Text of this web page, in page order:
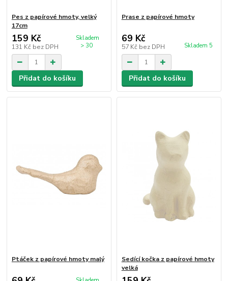
Pes z papírové hmoty, velký
17cm
159 Kč
131 Kč bez DPH
Skladem
> 30
Přidat do košíku
Prase z papírové hmoty
69 Kč
57 Kč bez DPH Skladem 5
Přidat do košíku
Ptáček z papírové hmoty malý
Sedící kočka z papírové hmoty
velká